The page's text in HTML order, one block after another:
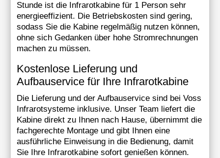
Stunde ist die Infrarotkabine für 1 Person sehr
energieeffizient. Die Betriebskosten sind gering,
sodass Sie die Kabine regelmäßig nutzen können,
ohne sich Gedanken über hohe Stromrechnungen
machen zu müssen.
Kostenlose Lieferung und
Aufbauservice für Ihre Infrarotkabine
Die Lieferung und der Aufbauservice sind bei Voss
Infrarotsysteme inklusive. Unser Team liefert die
Kabine direkt zu Ihnen nach Hause, übernimmt die
fachgerechte Montage und gibt Ihnen eine
ausführliche Einweisung in die Bedienung, damit
Sie Ihre Infrarotkabine sofort genießen können.